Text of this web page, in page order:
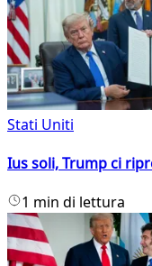
Stati Uniti
Ius soli, Trump ci
1 min di lettura